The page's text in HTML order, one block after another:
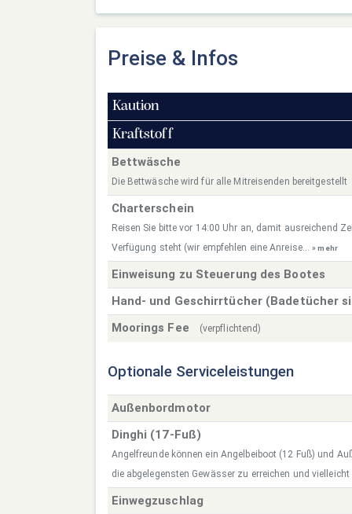
Preise & Infos
Kaution
Kraftstoff
Bettwäsche
Die Bettwäsche wird für alle Mitreisenden bereitgestellt
Charterschein
Reisen Sie bitte vor 14:00 Uhr an, damit ausreichend
Verfügung steht (wir empfehlen eine Anreise...» mehr
Einweisung zu Steuerung des Bootes
Hand- und Geschirrtücher (Badetücher
Moorings Fee
(verpflichtend)
Optionale Serviceleistungen
Außenbordmotor
Dinghi (17-Fuß)
Angelfreunde können ein Angelbeiboot (12 Fuß) und
die abgelegensten Gewässer zu erreichen und vielleicht
Einwegzuschlag